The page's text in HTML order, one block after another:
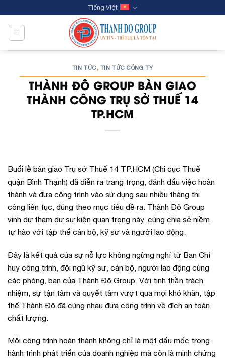
to
content
Tiếng Việt
TIN TỨC, TIN TỨC CÔNG TY
THÀNH ĐÔ GROUP BÀN GIAO
THÀNH CÔNG TRỤ SỞ THUẾ 14
TP.HCM
Buổi lễ bàn giao Trụ sở Thuế 14 TP.HCM (Chi cục Thuế
quận Bình Thạnh) đã diễn ra trang trọng, đánh dấu việc hoàn
thành và đưa công trình vào sử dụng sau nhiều tháng thi
công liên tục, đúng theo mục tiêu đề ra. Thành Đô Group
vinh dự tham dự sự kiện quan trọng này, cùng chia sẻ niềm
tự hào với tập thể cán bộ, kỹ sư và người lao động.
Đây là kết quả của sự nỗ lực không ngừng nghỉ từ Ban Chỉ
huy công trình, đội ngũ kỹ sư, cán bộ, người lao động cùng
các phòng, ban của Thành Đô Group. Với tinh thần trách
nhiệm, sự tận tâm và quyết tâm vượt qua mọi khó khăn, tập
thể Thành Đô đã cùng nhau đưa công trình về đích an toàn,
chất lượng.
Mỗi công trình hoàn thành không chỉ là một dấu mốc trong
hành trình phát triển của doanh nghiệp mà còn là minh chứng